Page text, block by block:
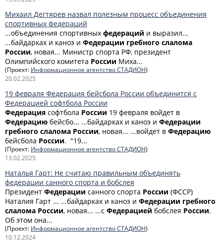
Михаил Дегтярев назвал полезным процесс объединения
спортивных федераций
...объединения спортивных федераций и выразил...
...байдарках и каноэ и Федерации гребного слалома
России, новая... Министр спорта РФ, президент
Олимпийского комитета России Миха...
(Проект: Информационное агентство СТАДИОН)
20.02.2025
19 февраля Федерация бейсбола России объединится с
Федерацией софтбола России
Федерация софтбола России 19 февраля войдет в
Федерацию бейсбо... ...байдарках и каноэ и Федерации
гребного слалома России, новая... ...войдет в Федерацию
бейсбола России. "19...
(Проект: Информационное агентство СТАДИОН)
13.02.2025
Наталья Гарт: Не считаю правильным объединять
федерации санного спорта и бобслея
Президент Федерации санного спорта России (ФССР)
Наталия Гарт ... ...байдарках и каноэ и Федерации гребного
слалома России, новая... ...с Федерацией бобслея России.
Об этом она...
(Проект: Информационное агентство СТАДИОН)
10.12.2024